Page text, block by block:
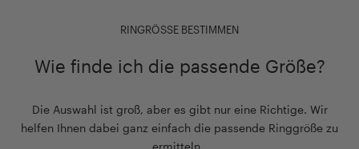
RINGRÖSSE BESTIMMEN
Wie finde ich die passende Größe?
Die Auswahl ist groß, aber es gibt nur eine Richtige. Wir
helfen Ihnen dabei ganz einfach die passende Ringgröße zu